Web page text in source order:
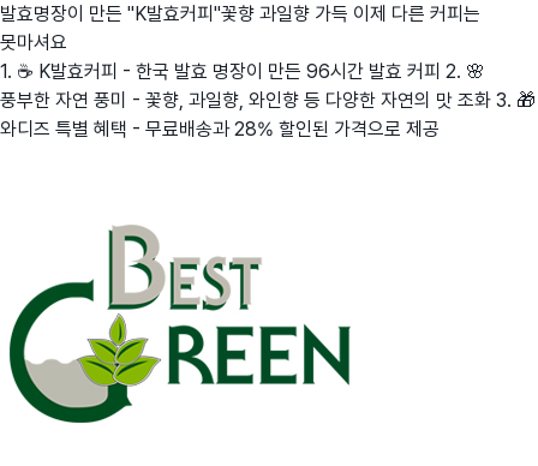
발효명장이 만든 "K발효커피"꽃향 과일향 가득 이제 다른 커피는
못마셔요
1. ☕ K발효커피 - 한국 발효 명장이 만든 96시간 발효 커피 2. 🌸
풍부한 자연 풍미 - 꽃향, 과일향, 와인향 등 다양한 자연의 맛 조화 3. 🎁
와디즈 특별 혜택 - 무료배송과 28% 할인된 가격으로 제공